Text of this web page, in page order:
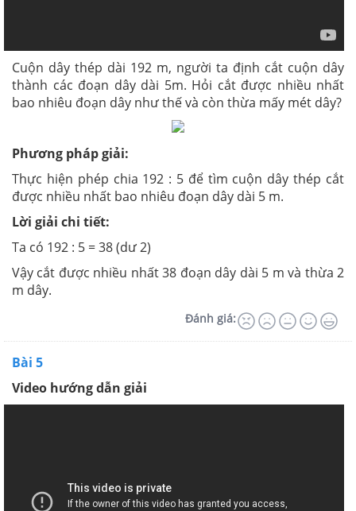
Cuộn dây thép dài 192 m, người ta định cắt cuộn dây
thành các đoạn dây dài 5m. Hỏi cắt được nhiều nhất
bao nhiêu đoạn dây như thế và còn thừa mấy mét dây?
Phương pháp giải:
Thực hiện phép chia 192 : 5 để tìm cuộn dây thép cắt
được nhiều nhất bao nhiêu đoạn dây dài 5 m.
Lời giải chi tiết:
Ta có 192 : 5 = 38 (dư 2)
Vậy cắt được nhiều nhất 38 đoạn dây dài 5 m và thừa 2
m dây.
Đánh giá:
Bài 5
Video hướng dẫn giải